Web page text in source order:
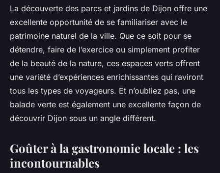
La découverte des parcs et jardins de Dijon offre une
excellente opportunité de se familiariser avec le
patrimoine naturel de la ville. Que ce soit pour se
détendre, faire de l’exercice ou simplement profiter
de la beauté de la nature, ces espaces verts offrent
une variété d’expériences enrichissantes qui raviront
tous les types de voyageurs. Et n’oubliez pas, une
balade verte est également une excellente façon de
découvrir Dijon sous un angle différent.
Goûter à la gastronomie locale : les
incontournables